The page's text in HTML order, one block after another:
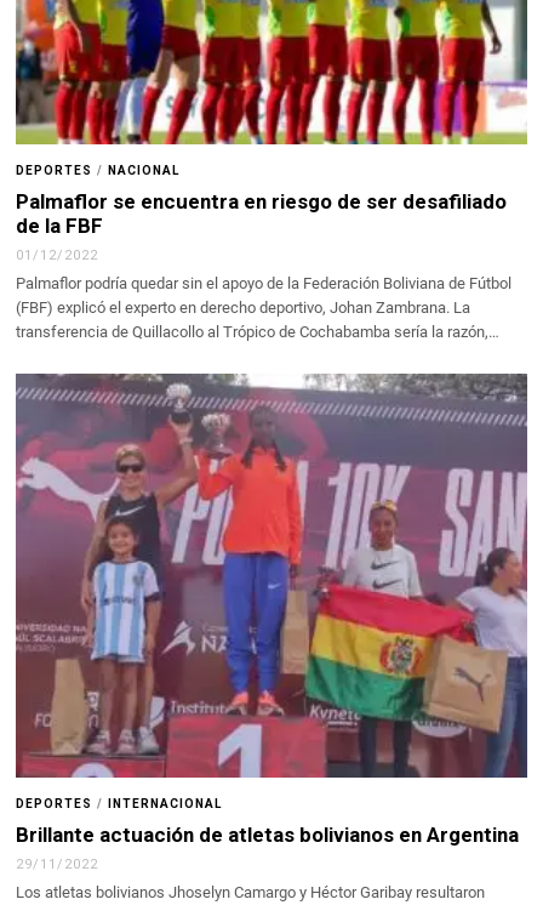
DEPORTES / NACIONAL
Palmaflor se encuentra en riesgo de ser desafiliado
de la FBF
01/12/2022
Palmaflor podría quedar sin el apoyo de la Federación Boliviana de Fútbol
(FBF) explicó el experto en derecho deportivo, Johan Zambrana. La
transferencia de Quillacollo al Trópico de Cochabamba sería la razón,…
DEPORTES / INTERNACIONAL
Brillante actuación de atletas bolivianos en Argentina
29/11/2022
Los atletas bolivianos Jhoselyn Camargo y Héctor Garibay resultaron